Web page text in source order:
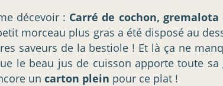
décevoir : Carré de cochon,
morceau plus gras a été disposé au
saveurs de la bestiole ! Et là ça ne
le beau jus de cuisson apporte toute
un carton plein pour ce plat !